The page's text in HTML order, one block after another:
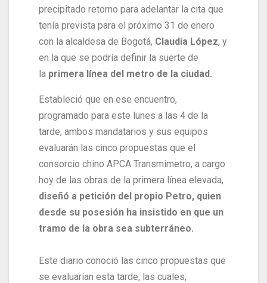
precipitado retorno para adelantar la cita que
tenía prevista para el próximo 31 de enero
con la alcaldesa de Bogotá, Claudia López, y
en la que se podría definir la suerte de
la primera línea del metro de la ciudad.
Estableció que en ese encuentro,
programado para este lunes a las 4 de la
tarde, ambos mandatarios y sus equipos
evaluarán las cinco propuestas que el
consorcio chino APCA Transmimetro, a cargo
hoy de las obras de la primera línea elevada,
diseñó a petición del propio Petro, quien
desde su posesión ha insistido en que un
tramo de la obra sea subterráneo.
Este diario conoció las cinco propuestas que
se evaluarían esta tarde, las cuales,